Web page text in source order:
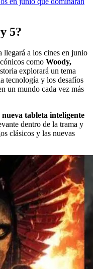
5?
llegará a los cines en junio
como Woody,
explorará un tema
tecnología y los desafíos
un mundo cada vez más
tableta inteligente
dentro de la trama y
clásicos y las nuevas